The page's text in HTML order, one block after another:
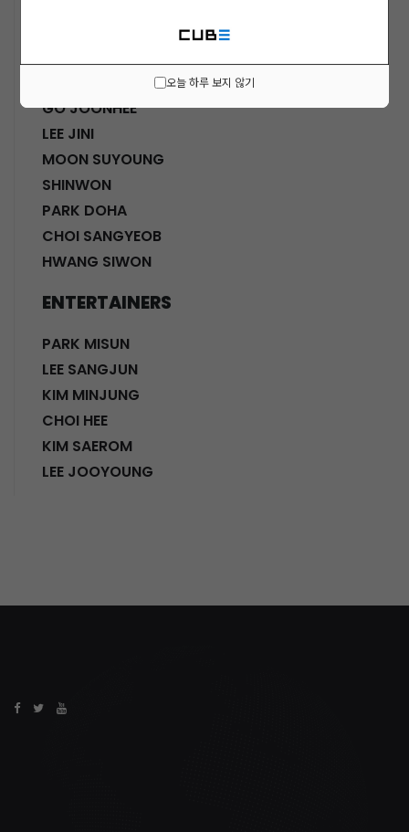
오늘 하루 보지 않기
HWANG SHINHYE
GO JOONHEE
LEE JINI
MOON SUYOUNG
SHINWON
PARK DOHA
CHOI SANGYEOB
HWANG SIWON
ENTERTAINERS
PARK MISUN
LEE SANGJUN
KIM MINJUNG
CHOI HEE
KIM SAEROM
LEE JOOYOUNG